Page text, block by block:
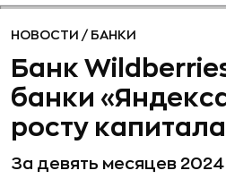
НОВОСТИ / БАНКИ
Банк
банки
росту капитала
За девять месяцев